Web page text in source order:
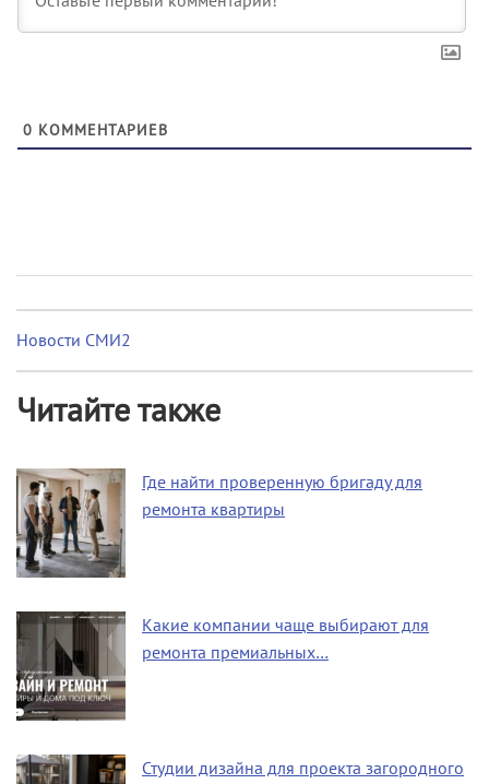
0 КОММЕНТАРИЕВ
Новости СМИ2
Читайте также
Где найти проверенную бригаду для
ремонта квартиры
Какие компании чаще выбирают для
ремонта премиальных…
Студии дизайна для проекта загородного